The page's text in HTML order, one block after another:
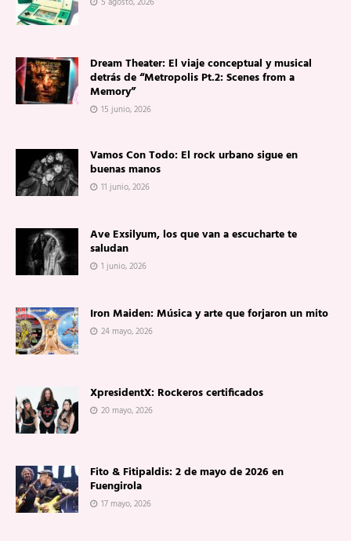
Dream Theater: El viaje conceptual y musical
detrás de “Metropolis Pt.2: Scenes from a
Memory”
15 junio, 2026
Vamos Con Todo: El rock urbano sigue en
buenas manos
11 junio, 2026
Ave Exsilyum, los que van a escucharte te
saludan
1 junio, 2026
Iron Maiden: Música y arte que forjaron un mito
24 mayo, 2026
XpresidentX: Rockeros certificados
20 mayo, 2026
Fito & Fitipaldis: 2 de mayo de 2026 en
Fuengirola
17 mayo, 2026